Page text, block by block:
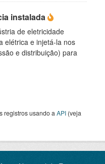
instalada
de eletricidade
elétrica e injetá-la nos
e distribuição) para
registros usando a API (veja